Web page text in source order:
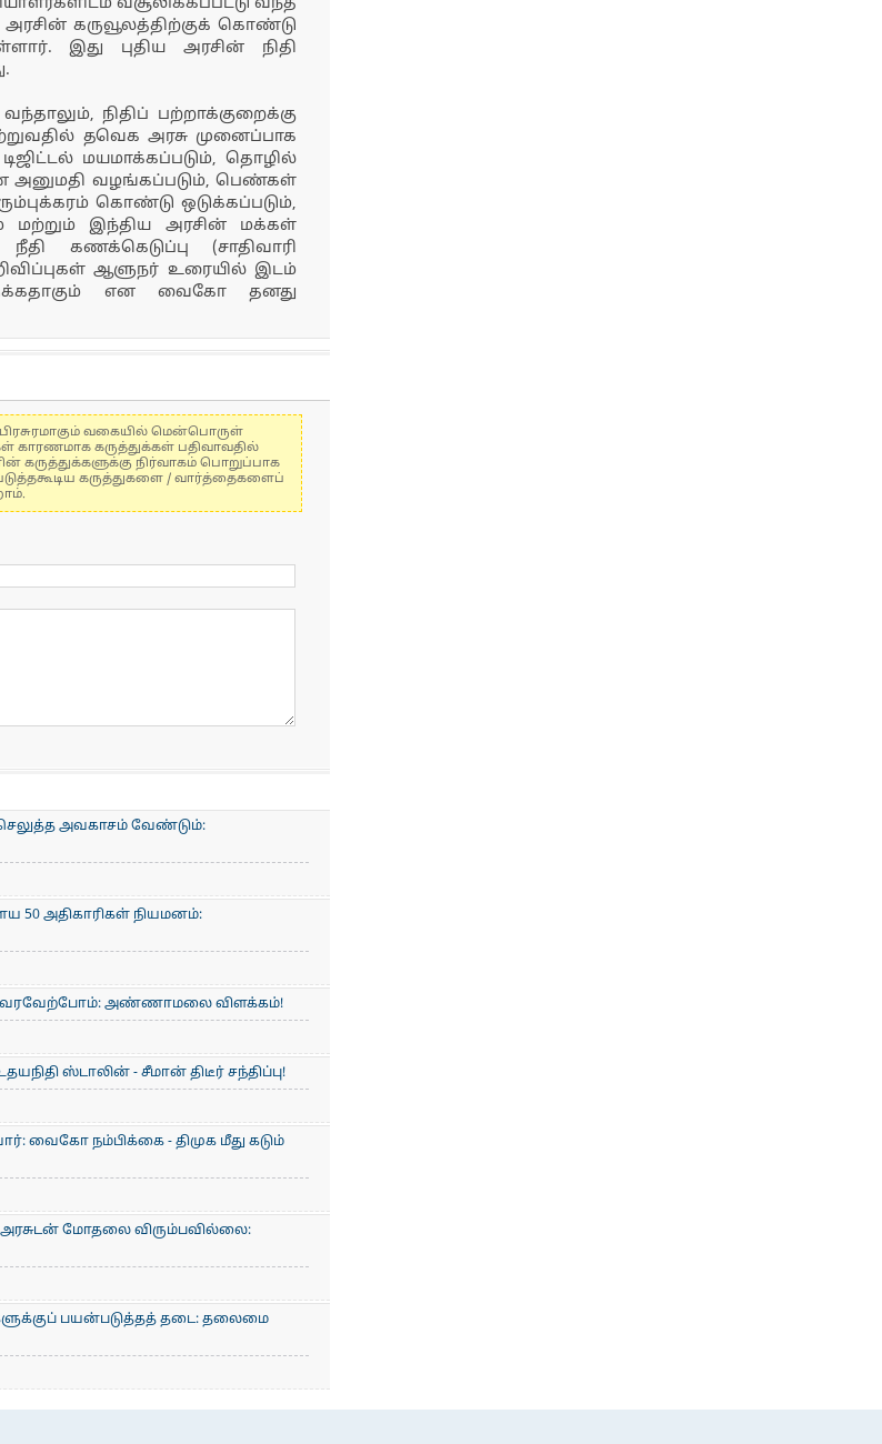
வசூலிக்கப்பட்டு வந்த
அரசின் கருவூலத்திற்குக் கொண்டு
இது புதிய அரசின் நிதி
நிதிப் பற்றாக்குறைக்கு
தவெக அரசு முனைப்பாக
மயமாக்கப்படும், தொழில்
அனுமதி வழங்கப்படும், பெண்கள்
கொண்டு ஒடுக்கப்படும்,
மற்றும் இந்திய அரசின் மக்கள்
கணக்கெடுப்பு (சாதிவாரி
ஆளுநர் உரையில் இடம்
என வைகோ தனது
வகையில் மென்பொருள்
காரணமாக கருத்துக்கள் பதிவாவதில்
கருத்துக்களுக்கு நிர்வாகம் பொறுப்பாக
கருத்துகளை / வார்த்தைகளைப்
செலுத்த அவகாசம் வேண்டும்:
50 அதிகாரிகள் நியமனம்:
வரவேற்போம்: அண்ணாமலை விளக்கம்!
ஸ்டாலின் - சீமான் திடீர் சந்திப்பு!
வைகோ நம்பிக்கை - திமுக மீது கடும்
அரசுடன் மோதலை விரும்​ப​வில்​லை:
பயன்படுத்தத் தடை: தலைமை